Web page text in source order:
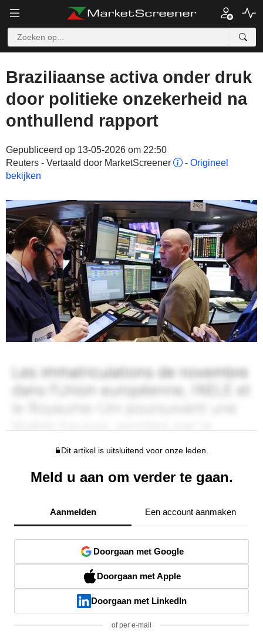
Braziliaanse activa onder druk
door politieke onzekerheid na
onthullend rapport
Gepubliceerd op 13-05-2026 om 22:50
Reuters - Vertaald door MarketScreener
- Origineel
bekijken
Dit artikel is uitsluitend voor onze leden.
Meld u aan om verder te gaan.
Aanmelden Een account aanmaken
Doorgaan met Google
Doorgaan met Apple
Doorgaan met LinkedIn
of per e-mail